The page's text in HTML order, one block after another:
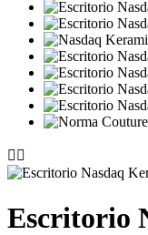
 
Escritorio